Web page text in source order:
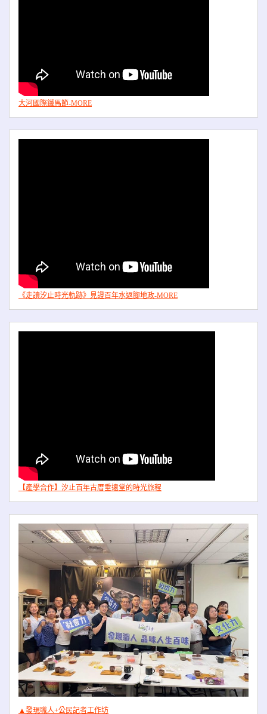
大河國際鐵馬節-MORE
《走讀汐止時光軌跡》見證百年水返腳地政-MORE
【產學合作】汐止百年古厝垂遠堂的時光旅程
▲發現職人+公民記者工作坊